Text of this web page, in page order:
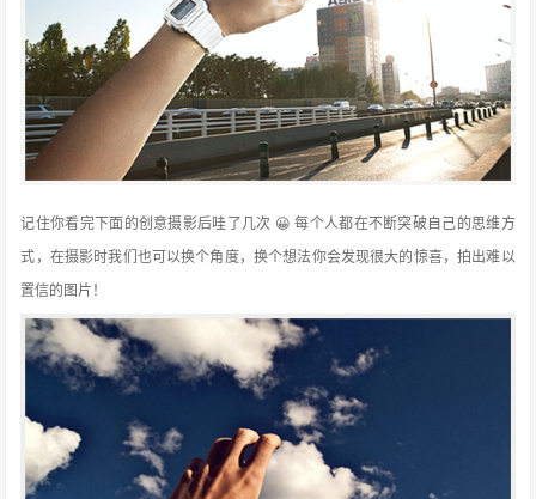
记住你看完下面的创意摄影后哇了几次 😀 每个人都在不断突破自己的思维方
式，在摄影时我们也可以换个角度，换个想法你会发现很大的惊喜，拍出难以
置信的图片！